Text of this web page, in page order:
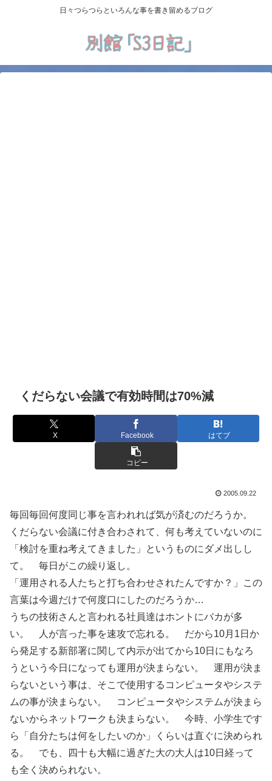
日々つらつらといろんな事を書き留めるブログ
くだらない会議で有効時間は70%減
X Facebook はてブ
コピー
2005.09.22
毎回毎回何度同じ事を言われれば気が済むのだろうか。
くだらない会議に付き合わされて、何も考えていないのに
「検討を重ね考えてきました」というものにダメ出しし
て。 毎日がこの繰り返し。
「運用される人たちと打ち合わせされたんですか？」この
言葉は今週だけで何度口にしたのだろうか…
うちの技術さんと言われる社員達はホントにバカが多
い。 人が言った事を速攻で忘れる。 だから10月1日か
ら発足する新部署に関して内示が出てから10日にもなろ
うという今日になっても運用が決まらない。 運用が決ま
らないという事は、そこで使用するコンピュータやシステ
ムの事が決まらない。 コンピュータやシステムが決まら
ないからネットワークも決まらない。 今時、小学生です
ら「自分たちは何をしたいのか」くらいは直ぐに決められ
る。 でも、四十も大幅に過ぎた大の大人は10日経って
も全く決められない。